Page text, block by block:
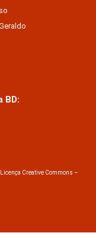
BD:
Creative Commons –